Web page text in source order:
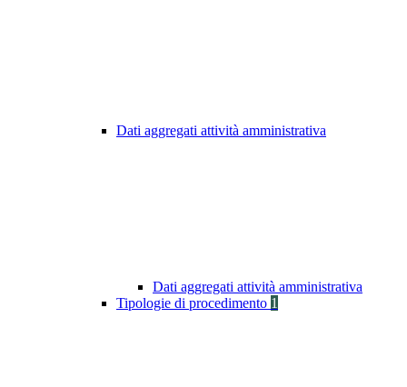
Dati aggregati attività amministrativa
Dati aggregati attività amministrativa
Tipologie di procedimento 1